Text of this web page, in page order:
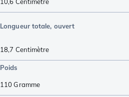
Longueur totale, ouvert
18,7 Centimètre
Poids
110Gramme